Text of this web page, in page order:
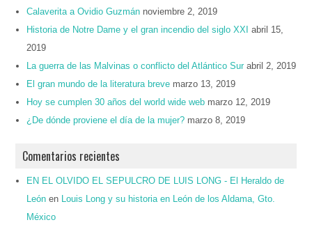
Calaverita a Ovidio Guzmán noviembre 2, 2019
Historia de Notre Dame y el gran incendio del siglo XXI
abril 15,
2019
La guerra de las Malvinas o conflicto del Atlántico Sur abril 2, 2019
El gran mundo de la literatura breve marzo 13, 2019
Hoy se cumplen 30 años del world wide web marzo 12, 2019
¿De dónde proviene el día de la mujer? marzo 8, 2019
Comentarios recientes
EN EL OLVIDO EL SEPULCRO DE LUIS LONG - El Heraldo de
León en
Louis Long y su historia en León de los Aldama, Gto.
México